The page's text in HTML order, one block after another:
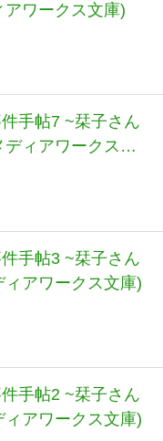
アワークス文庫)
手帖7 ~栞子さん
ィアワークス文
手帖3 ~栞子さん
アワークス文庫)
手帖2 ~栞子さん
アワークス文庫)